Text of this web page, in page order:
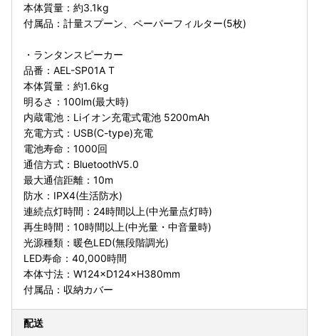
本体質量：約3.1kg
付属品：計量スプーン、ペーパーフィルター(5枚)
・ランタンスピーカー
品番：AEL-SP01A T
本体質量：約1.6kg
明るさ：100lm(最大時)
内蔵電池：Liイオン充電式電池 5200mAh
充電方式：USB(C-type)充電
電池寿命：1000回
通信方式：BluetoothV5.0
最大通信距離：10m
防水：IPX4(生活防水)
連続点灯時間：24時間以上(中光量点灯時)
再生時間：10時間以上(中光量・中音量時)
光源種類：暖色LED(無段階調光)
LED寿命：40,000時間
本体寸法：W124×D124×H380mm
付属品：収納カバー
配送